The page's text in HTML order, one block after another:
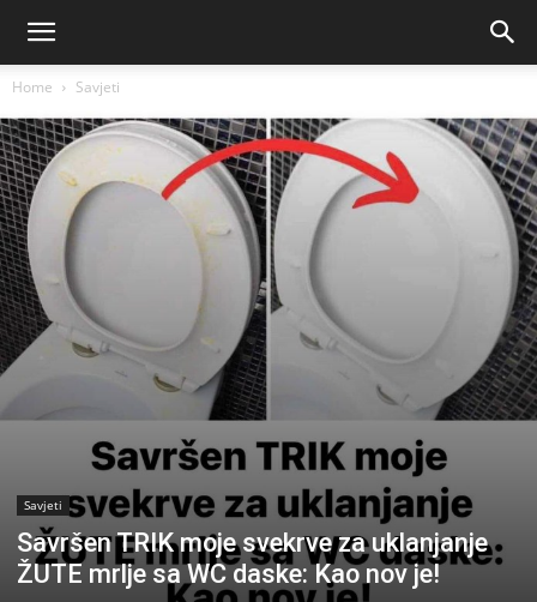
Home Savjeti
Savjeti
Savršen TRIK moje svekrve za uklanjanje
ŽUTE mrlje sa WC daske: Kao nov je!